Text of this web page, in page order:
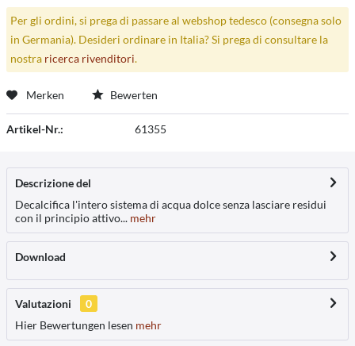
Per gli ordini, si prega di passare al webshop tedesco (consegna solo
in Germania). Desideri ordinare in Italia? Si prega di consultare la
nostra ricerca rivenditori.
Merken Bewerten
Artikel-Nr.: 61355
Descrizione del
Decalcifica l'intero sistema di acqua dolce senza lasciare residui
con il principio attivo... mehr
Download
Valutazioni
0
Hier Bewertungen lesen mehr